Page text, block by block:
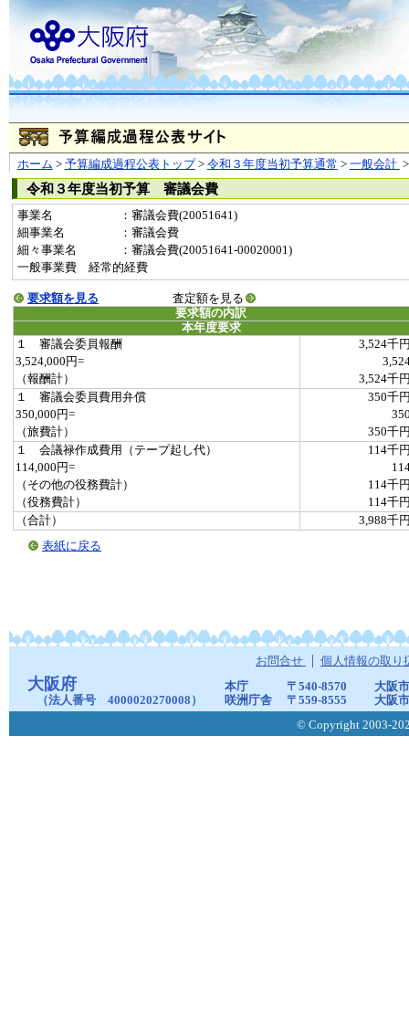
ホーム > 予算編成過程公表トップ> 令和３年度当初予算通常 > 一般会計
令和３年度当初予算 審議会費
事業名
：審議会費(20051641)
細事業名
：審議会費
細々事業名
：審議会費(20051641-00020001)
一般事業費 経常的経費
要求額を見る
査定額を見る
要求額の内訳
本年度要求
１ 審議会委員報酬
3,524千
3,524,000円=
（報酬計）
3,524千
１ 審議会委員費用弁償
350千
350,000円=
（旅費計）
350千
１ 会議禄作成費用（テープ起し代）
114千
114,000円=
（その他の役務費計）
114千
（役務費計）
114千
（合計）
3,988千
表紙に戻る
お問合せ 個人情報の取り
大阪府
（法人番号 4000020270008）
本庁 〒540-8570
大阪
咲洲庁舎
〒559-8555
大阪
© Copyright 2003-